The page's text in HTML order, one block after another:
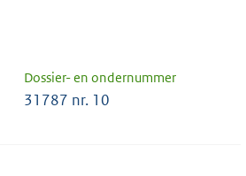
Dossier- en ondernummer
31787 nr. 10